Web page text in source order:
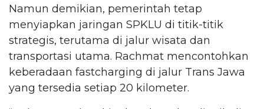
Namun demikian, pemerintah tetap
menyiapkan jaringan SPKLU di titik-titik
strategis, terutama di jalur wisata dan
transportasi utama. Rachmat mencontohkan
keberadaan fastcharging di jalur Trans Jawa
yang tersedia setiap 20 kilometer.